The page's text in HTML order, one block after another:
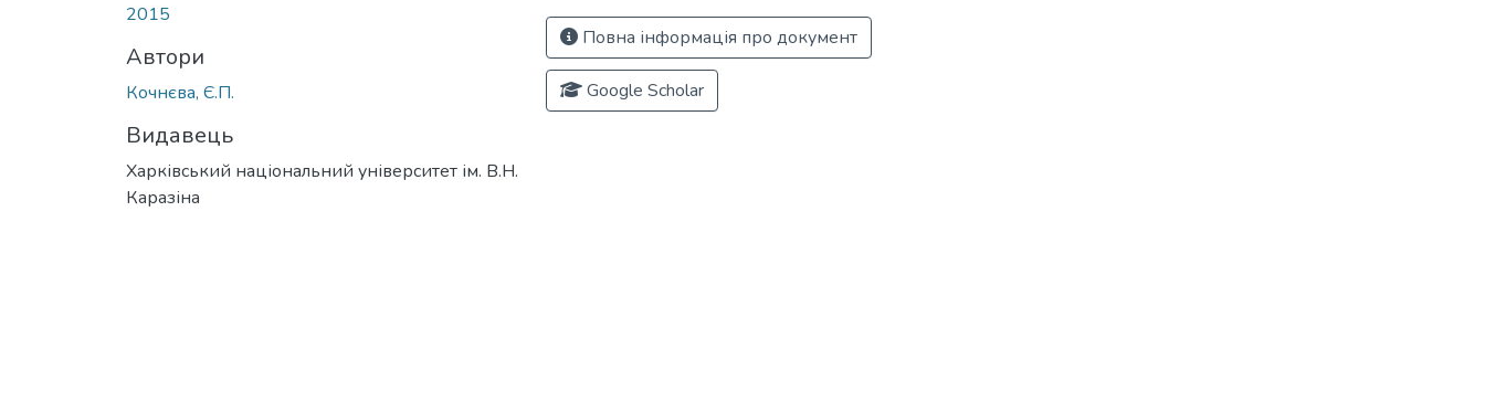
2015
Автори
Кочнєва, Є.П.
Видавець
Харківський національний університет ім. В.Н.
Каразіна
Повна інформація про документ
Google Scholar